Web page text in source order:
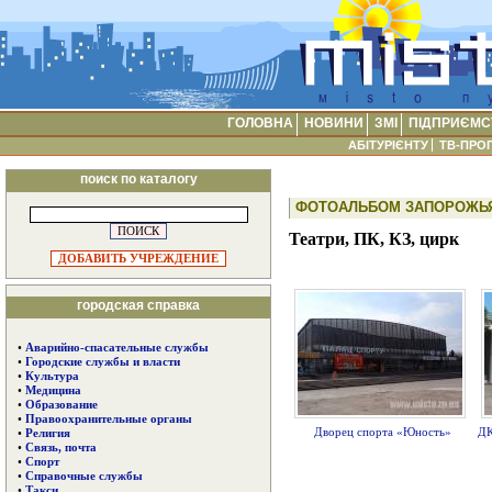
ГОЛОВНА НОВИНИ ЗМІ
АБІТУРІЄНТУ ТВ-
поиск по каталогу
ДОБАВИТЬ УЧРЕЖДЕНИЕ
городская справка
• Аварийно-спасательные службы
• Городские службы и власти
• Культура
• Медицина
• Образование
• Правоохранительные органы
• Религия
• Связь, почта
• Спорт
• Справочные службы
ФОТОАЛЬБОМ
Театри, ПК, КЗ, цирк
Дворец спорта «Юность»